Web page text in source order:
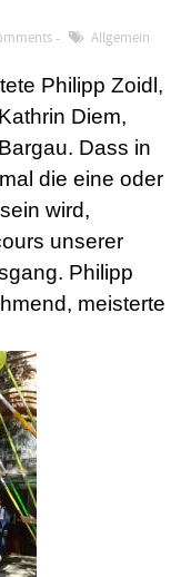
Allgemein
Philipp Zoidl,
Diem,
Dass in
die eine oder
wird,
unserer
Philipp
meisterte